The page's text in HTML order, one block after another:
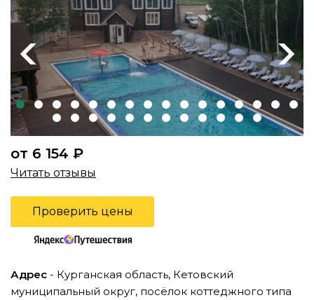
Previous Next
от 6 154 ₽
Читать отзывы
Проверить цены
Адрес - Курганская область, Кетовский
муниципальный округ, посёлок коттеджного типа